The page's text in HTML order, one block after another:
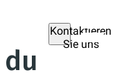
Kontaktieren
Sie uns